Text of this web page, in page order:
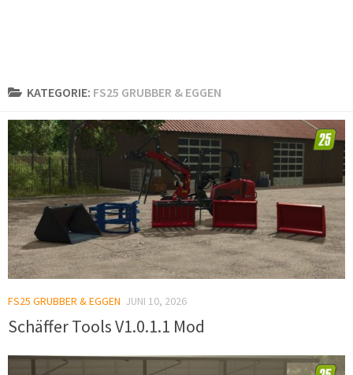
KATEGORIE: FS25 GRUBBER & EGGEN
FS25 GRUBBER & EGGEN JUNI 10, 2026
Schäffer Tools V1.0.1.1 Mod